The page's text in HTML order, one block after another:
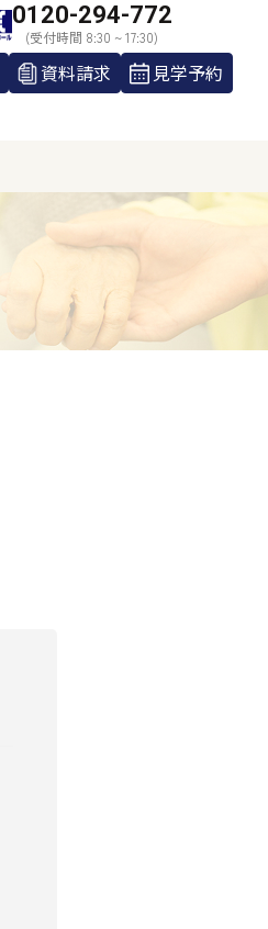
0120-294-772
(受付時間 8:30 ~ 17:30)
資料請求 見学予約